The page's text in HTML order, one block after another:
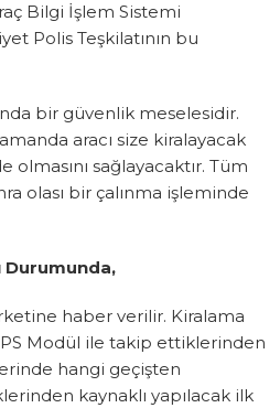
Bilgi İşlem Sistemi
Polis Teşkilatının bu
bir güvenlik meselesidir.
aracı size kiralayacak
olmasını sağlayacaktır. Tüm
olası bir çalınma işleminde
Durumunda,
haber verilir. Kiralama
Modül ile takip ettiklerinden
hangi geçişten
kaynaklı yapılacak ilk